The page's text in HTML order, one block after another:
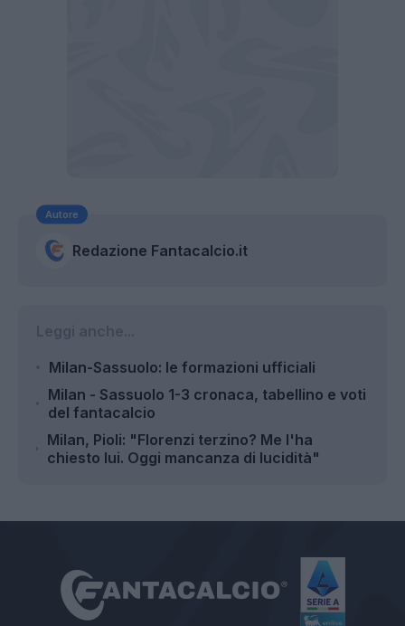
Autore
Redazione Fantacalcio.it
Milan-Sassuolo: le formazioni ufficiali
Milan - Sassuolo 1-3 cronaca, tabellino e voti
del fantacalcio
Milan, Pioli: "Florenzi terzino? Me l'ha
chiesto lui. Oggi mancanza di lucidità"